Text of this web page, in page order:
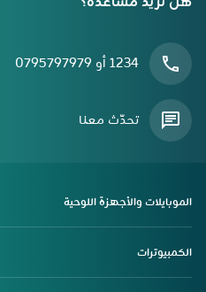
1234 أو 0795797979
تحدّث معنا
الموبايلات والأجهزة اللوحية
الكمبيوترات